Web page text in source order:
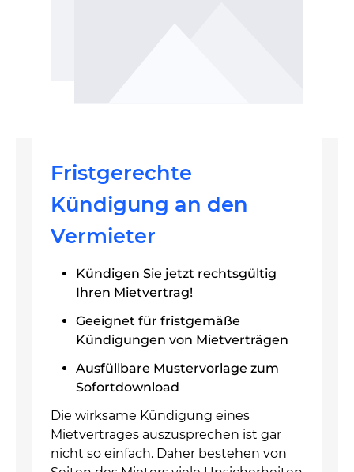
Fristgerechte
Kündigung an den
Vermieter
Kündigen Sie jetzt rechtsgültig
Ihren Mietvertrag!
Geeignet für fristgemäße
Kündigungen von Mietverträgen
Ausfüllbare Mustervorlage zum
Sofortdownload
Die wirksame Kündigung eines
Mietvertrages auszusprechen ist gar
nicht so einfach. Daher bestehen von